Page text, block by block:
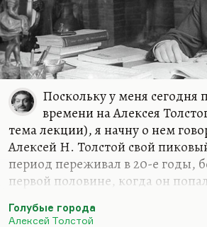
Поскольку у меня сегодня
времени на Алексея
тема лекции), я начну о нем
Алексей Н. Толстой свой
период переживал в 20-е годы,
первой половине, когда он
том, что ему соответствовал
Голубые города
Алексей Толстой